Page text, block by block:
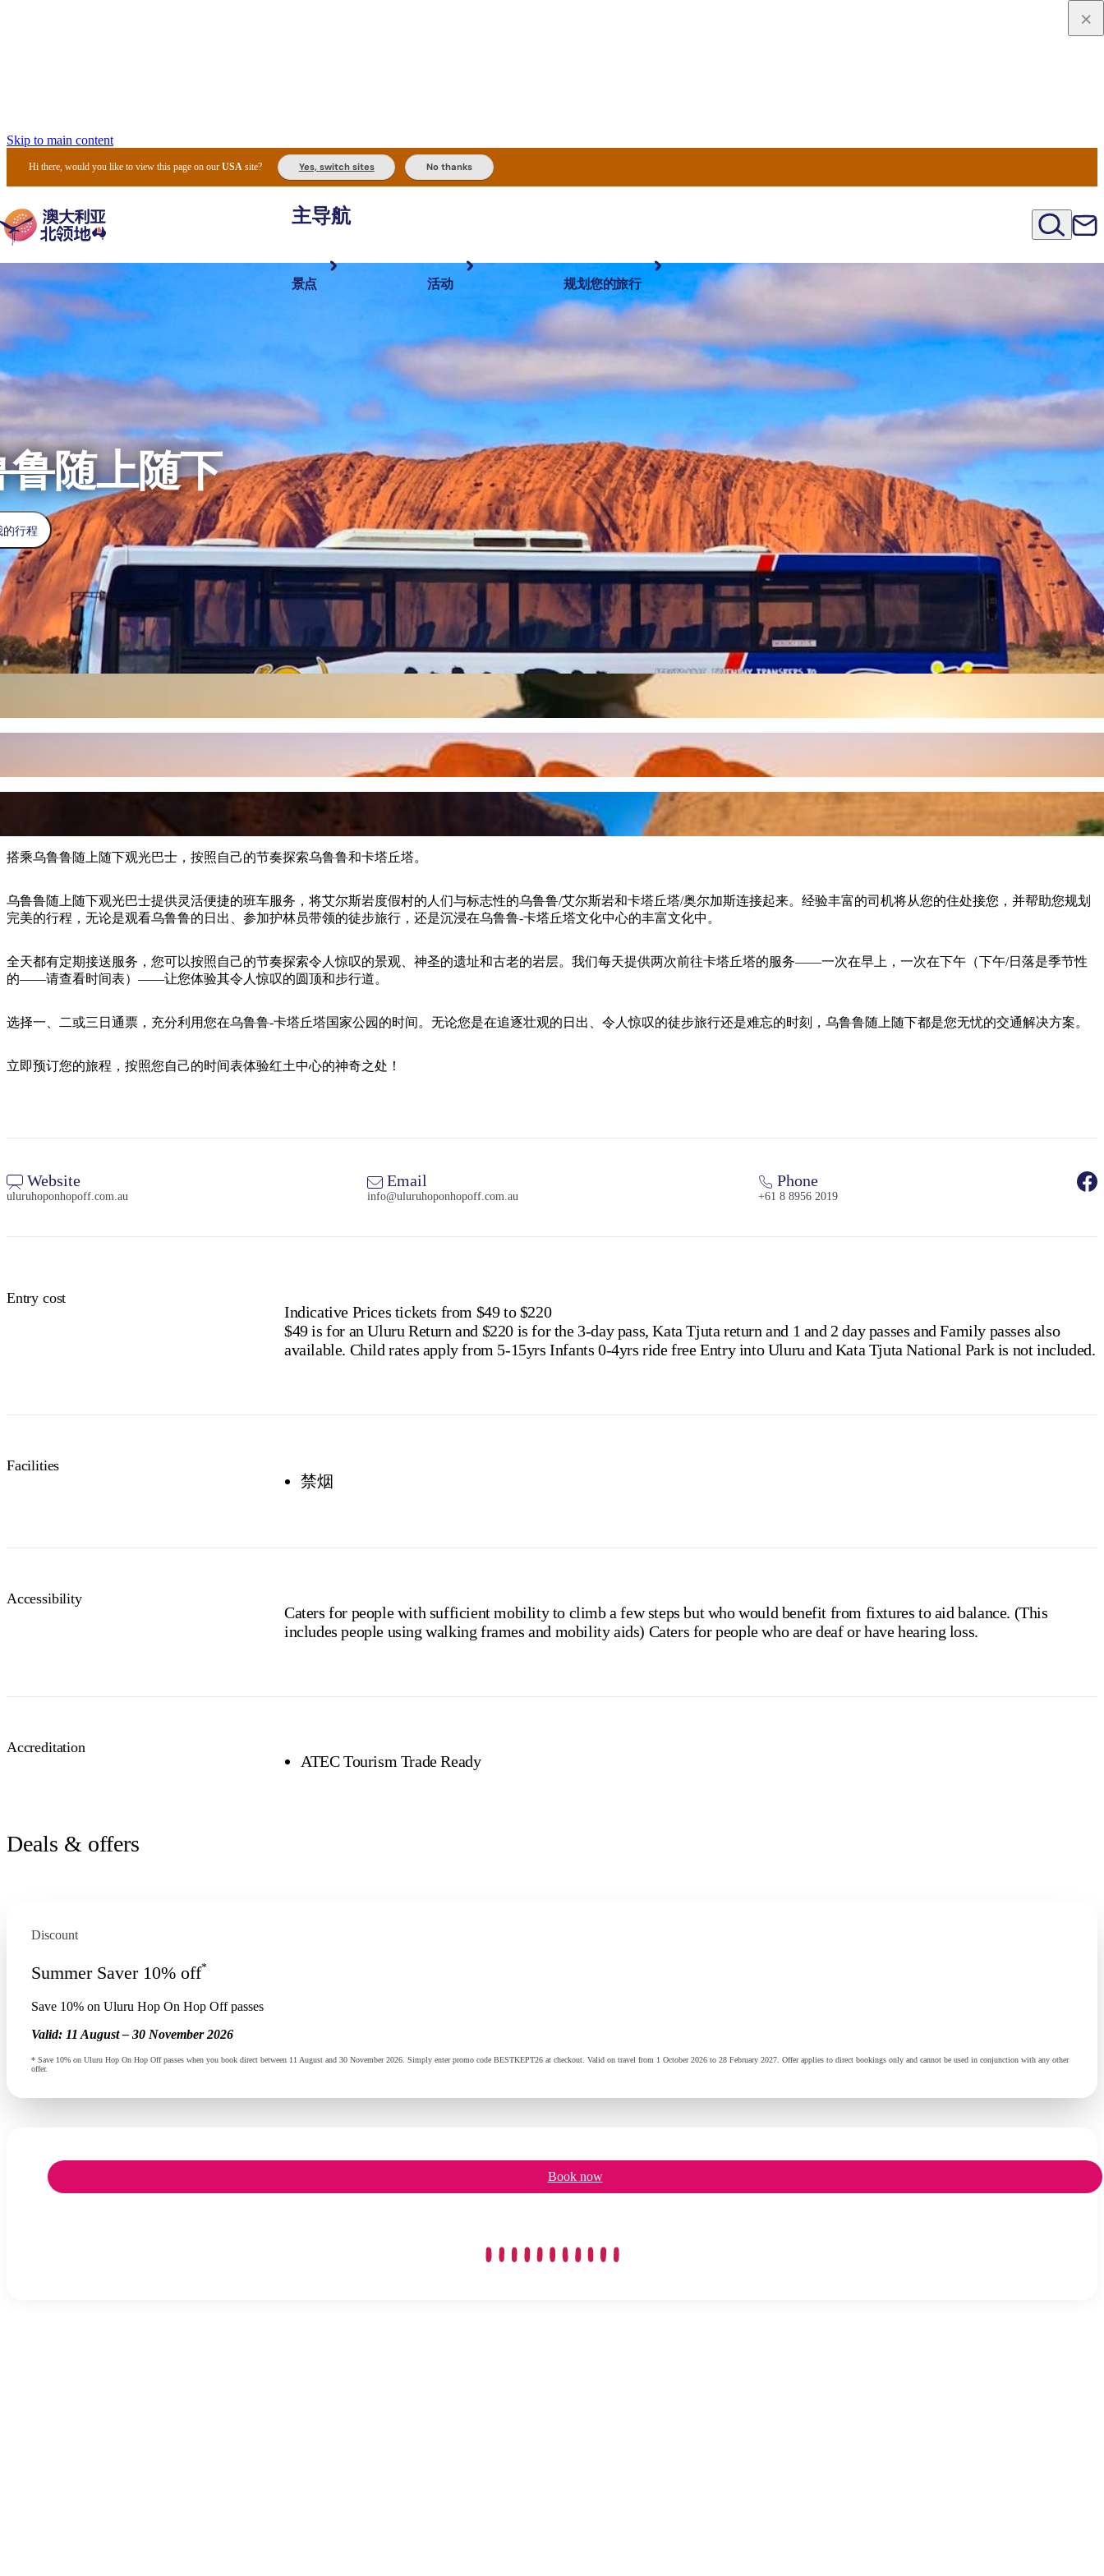
Skip to main content
Hi there, would you like to view this page on ourUSA site? Yes, switch sites No thanks
主导航
景点
内陆和户外 按地区探索
活动
旅行者类型 精选榜单
规划您的旅行
实用信息 规划工具
搜索:
鲁随上随下
的行程
搭乘乌鲁鲁随上随下观光巴士，按照自己的节奏探索乌鲁鲁和卡塔丘塔。
乌鲁鲁随上随下观光巴士提供灵活便捷的班车服务，将艾尔斯岩度假村的人们与标志性的乌鲁鲁/艾尔斯岩和卡塔丘塔/奥尔加斯连接起来。经验丰富的司机将从您的住处接您，并帮助您规划
完美的行程，无论是观看乌鲁鲁的日出、参加护林员带领的徒步旅行，还是沉浸在乌鲁鲁-卡塔丘塔文化中心的丰富文化中。
全天都有定期接送服务，您可以按照自己的节奏探索令人惊叹的景观、神圣的遗址和古老的岩层。我们每天提供两次前往卡塔丘塔的服务——一次在早上，一次在下午（下午/日落是季节性
的——请查看时间表）——让您体验其令人惊叹的圆顶和步行道。
选择一、二或三日通票，充分利用您在乌鲁鲁-卡塔丘塔国家公园的时间。无论您是在追逐壮观的日出、令人惊叹的徒步旅行还是难忘的时刻，乌鲁鲁随上随下都是您无忧的交通解决方案。
立即预订您的旅程，按照您自己的时间表体验红土中心的神奇之处！
Website
uluruhoponhopoff.com.au
Email
info@uluruhoponhopoff.com.au
Phone
+61 8 8956 2019
Entry cost
Indicative Prices tickets from $49 to $220
$49 is for an Uluru Return and $220 is for the 3-day pass, Kata Tjuta return and 1 and 2 day passes and Family passes also
available. Child rates apply from 5-15yrs Infants 0-4yrs ride free Entry into Uluru and Kata Tjuta National Park is not included.
Facilities
禁烟
Accessibility
Caters for people with sufficient mobility to climb a few steps but who would benefit from fixtures to aid balance. (This
includes people using walking frames and mobility aids) Caters for people who are deaf or have hearing loss.
Accreditation
ATEC Tourism Trade Ready
Deals & offers
Discount
Summer Saver 10% off*
Save 10% on Uluru Hop On Hop Off passes
Valid: 11 August – 30 November 2026
* Save 10% on Uluru Hop On Hop Off passes when you book direct between 11 August and 30 November 2026. Simply enter promo code BESTKEPT26 at checkout. Valid on travel from 1 October 2026 to 28 February 2027. Offer applies to direct bookings only and cannot be used in conjunction with any other
offer.
Book now